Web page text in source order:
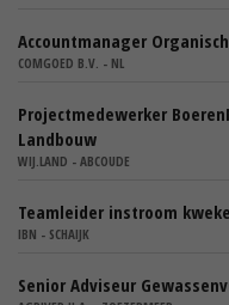
Accountmanager
COMGOED B.V. - NL
Projectmedewerker
Landbouw
WIJ.LAND - ABCOUDE
Teamleider instroom
IBN - SCHAIJK
Senior Adviseur